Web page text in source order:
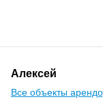
Алексей
Все объекты